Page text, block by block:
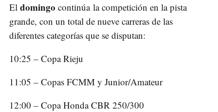
El domingo continúa la competición en la pista
grande, con un total de nueve carreras de las
diferentes categorías que se disputan:
10:25 – Copa Rieju
11:05 – Copas FCMM y Junior/Amateur
12:00 – Copa Honda CBR 250/300